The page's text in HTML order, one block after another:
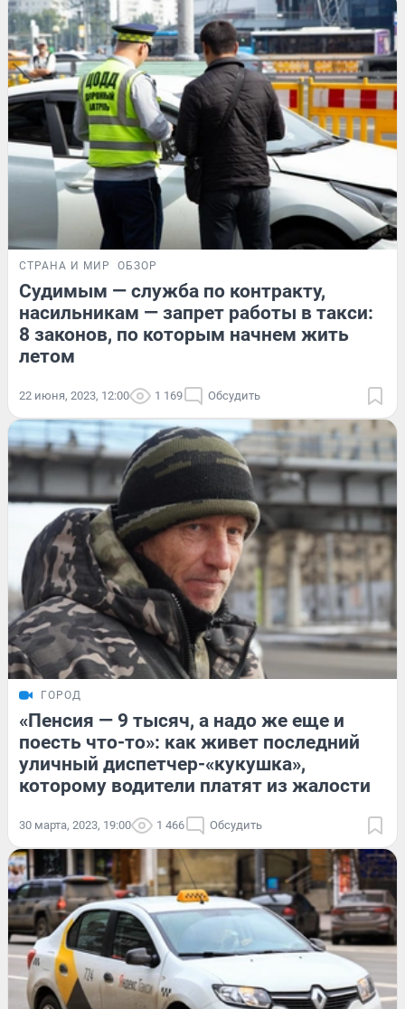
СТРАНА И МИР ОБЗОР
Судимым — служба по контракту,
насильникам — запрет работы в такси:
8 законов, по которым начнем жить
летом
22 июня, 2023, 12:00 1 169 Обсудить
ГОРОД
«Пенсия — 9 тысяч, а надо же еще и
поесть что-то»: как живет последний
уличный диспетчер-«кукушка»,
которому водители платят из жалости
30 марта, 2023, 19:00 1 466 Обсудить